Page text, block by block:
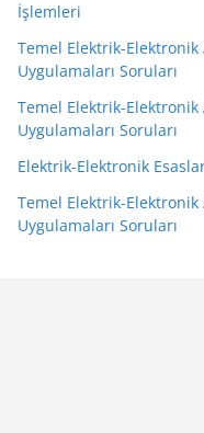
İşlemleri
Temel Elektrik-
Uygulamaları Soruları
Temel Elektrik-
Uygulamaları Soruları
Elektrik-Elektronik
Temel Elektrik-
Uygulamaları Soruları